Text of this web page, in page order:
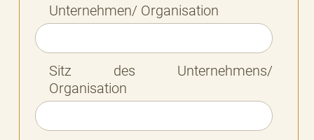
Unternehmen/ Organisation
Sitz des Unternehmens/
Organisation